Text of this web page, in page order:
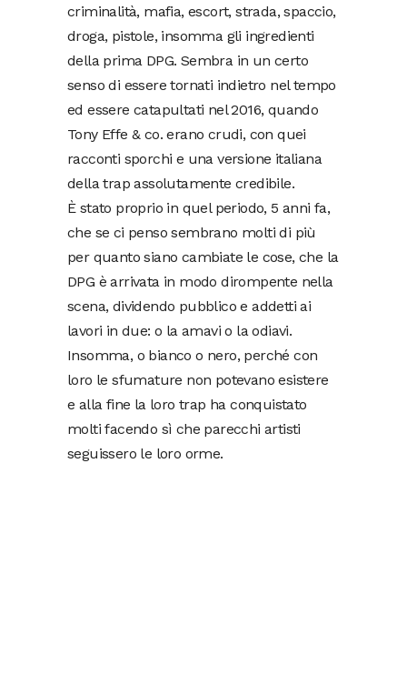
criminalità, mafia, escort, strada, spaccio,
droga, pistole, insomma gli ingredienti
della prima DPG. Sembra in un certo
senso di essere tornati indietro nel tempo
ed essere catapultati nel 2016, quando
Tony Effe & co. erano crudi, con quei
racconti sporchi e una versione italiana
della trap assolutamente credibile.
È stato proprio in quel periodo, 5 anni fa,
che se ci penso sembrano molti di più
per quanto siano cambiate le cose, che la
DPG è arrivata in modo dirompente nella
scena, dividendo pubblico e addetti ai
lavori in due: o la amavi o la odiavi.
Insomma, o bianco o nero, perché con
loro le sfumature non potevano esistere
e alla fine la loro trap ha conquistato
molti facendo sì che parecchi artisti
seguissero le loro orme.